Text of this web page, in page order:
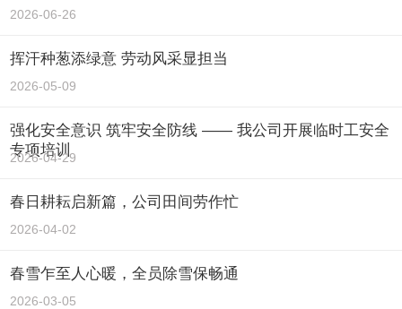
2026-06-26
挥汗种葱添绿意 劳动风采显担当
2026-05-09
强化安全意识 筑牢安全防线 —— 我公司开展临时工安全
专项培训
2026-04-29
春日耕耘启新篇，公司田间劳作忙
2026-04-02
春雪乍至人心暖，全员除雪保畅通
2026-03-05